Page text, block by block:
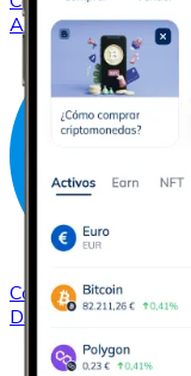
ADA
ComprarDash
con
DASH